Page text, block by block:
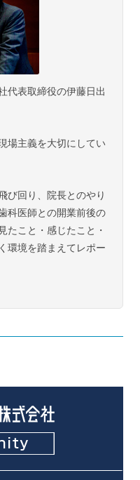
代表取締役の伊藤日出
場主義を大切にしてい
び回り、院長とのやり
科医師との開業前後の
たこと・感じたこと・
環境を踏まえてレポー